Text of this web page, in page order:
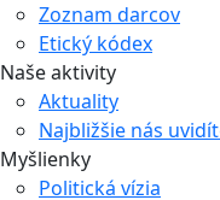
Zoznam darcov
Etický kódex
Naše aktivity
Aktuality
Najbližšie nás
Myšlienky
Politická vízia